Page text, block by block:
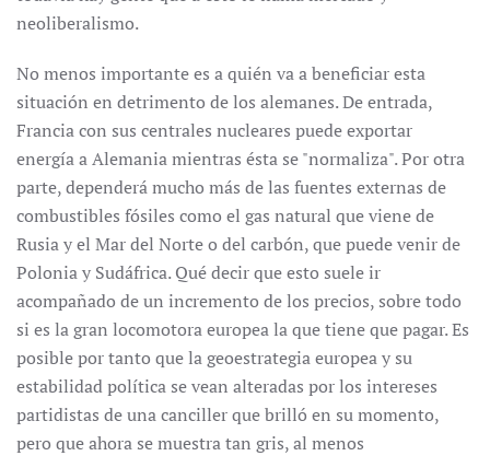
neoliberalismo.
No menos importante es a quién va a beneficiar esta
situación en detrimento de los alemanes. De entrada,
Francia con sus centrales nucleares puede exportar
energía a Alemania mientras ésta se "normaliza". Por otra
parte, dependerá mucho más de las fuentes externas de
combustibles fósiles como el gas natural que viene de
Rusia y el Mar del Norte o del carbón, que puede venir de
Polonia y Sudáfrica. Qué decir que esto suele ir
acompañado de un incremento de los precios, sobre todo
si es la gran locomotora europea la que tiene que pagar. Es
posible por tanto que la geoestrategia europea y su
estabilidad política se vean alteradas por los intereses
partidistas de una canciller que brilló en su momento,
pero que ahora se muestra tan gris, al menos